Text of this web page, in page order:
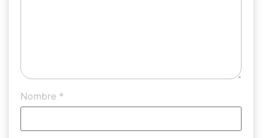
Nombre *